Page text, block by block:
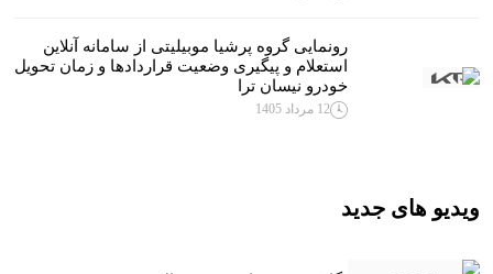
رونمایی گروه پرشیا موبیلیتی از سامانه آنلاین
استعلام و پیگیری وضعیت قراردادها و زمان تحویل
خودرو نیسان ترا
12 مرداد 1405
ویدیو های جدید